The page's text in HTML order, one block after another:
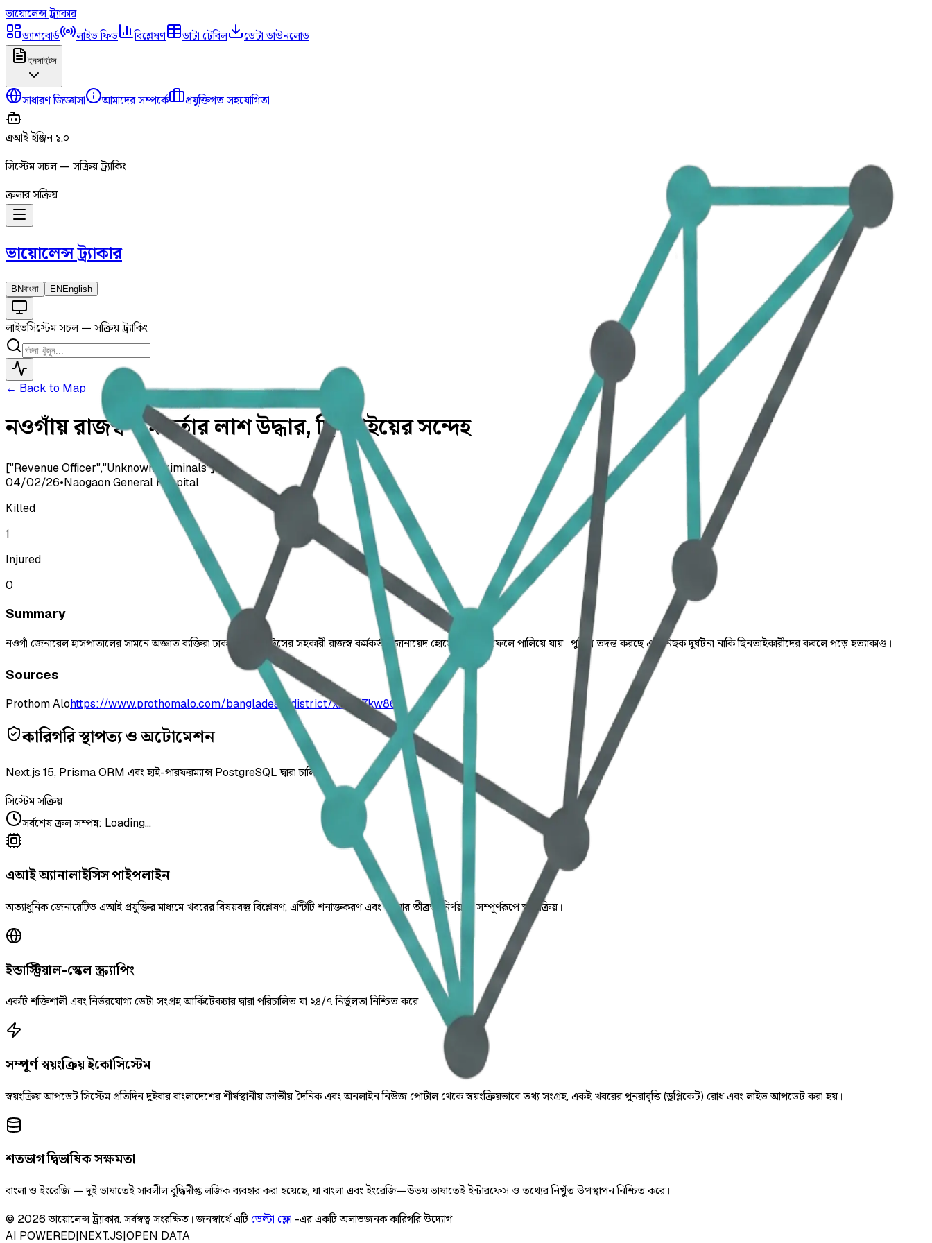
ভায়োলেন্সট্র্যাকার
ড্যাশবোর্ড
লাইভ ফিড বিশ্লেষণ ডাটা টেবিল ডেটা ডাউনলোড
ইনসাইটস
সাধারণ জিজ্ঞাসা আমাদের সম্পর্কে প্রযুক্তিগত সহযোগিতা
এআই ইঞ্জিন ১.০
সিস্টেম সচল — সক্রিয় ট্র্যাকিং
ক্রলার সক্রিয়
ভায়োলেন্সট্র্যাকার
BNবাংলা EN English
লাইভসিস্টেম সচল — সক্রিয় ট্র্যাকিং
← Back to Map
নওগাঁয় রাজস্ব কর্মকর্তার লাশ উদ্ধার, ছিনতাইয়ের সন্দেহ
["Revenue Officer","Unknown Criminals"]
04/02/26•Naogaon General Hospital
Killed
1
Injured
0
Summary
নওগাঁ জেনারেল হাসপাতালের সামনে অজ্ঞাত ব্যক্তিরা ঢাকা কাস্টম হাউসের সহকারী রাজস্ব কর্মকর্তা জোনায়েদ হোসেনের লাশ ফেলে পালিয়ে যায়। পুলিশ তদন্ত করছে এটি নিছক দুর্ঘটনা নাকি ছিনতাইকারীদের কবলে পড়ে হত্যাকাণ্ড।
Sources
Prothom Alohttps://www.prothomalo.com/bangladesh/district/xkn7q7kw86
কারিগরি স্থাপত্য ও অটোমেশন
Next.js 15, Prisma ORM এবং হাই-পারফরম্যান্স PostgreSQL দ্বারা চালিত।
সিস্টেম সক্রিয়
সর্বশেষ ক্রল সম্পন্ন: Loading...
এআই অ্যানালাইসিস পাইপলাইন
অত্যাধুনিক জেনারেটিভ এআই প্রযুক্তির মাধ্যমে খবরের বিষয়বস্তু বিশ্লেষণ, এন্টিটি শনাক্তকরণ এবং ঘটনার তীব্রতা নির্ণয় যা সম্পূর্ণরূপে স্বয়ংক্রিয়।
ইন্ডাস্ট্রিয়াল-স্কেল স্ক্র্যাপিং
একটি শক্তিশালী এবং নির্ভরযোগ্য ডেটা সংগ্রহ আর্কিটেকচার দ্বারা পরিচালিত যা ২৪/৭ নির্ভুলতা নিশ্চিত করে।
সম্পূর্ণ স্বয়ংক্রিয় ইকোসিস্টেম
স্বয়ংক্রিয় আপডেট সিস্টেম প্রতিদিন দুইবার বাংলাদেশের শীর্ষস্থানীয় জাতীয় দৈনিক এবং অনলাইন নিউজ পোর্টাল থেকে স্বয়ংক্রিয়ভাবে তথ্য সংগ্রহ, একই খবরের পুনরাবৃত্তি (ডুপ্লিকেট) রোধ এবং লাইভ আপডেট করা হয়।
শতভাগ দ্বিভাষিক সক্ষমতা
বাংলা ও ইংরেজি — দুই ভাষাতেই সাবলীল বুদ্ধিদীপ্ত লজিক ব্যবহার করা হয়েছে, যা বাংলা এবং ইংরেজি—উভয় ভাষাতেই ইন্টারফেস ও তথ্যের নিখুঁত উপস্থাপন নিশ্চিত করে।
© 2026 ভায়োলেন্স ট্র্যাকার.সর্বস্বত্ব সংরক্ষিত। জনস্বার্থে এটিডেল্টা ফ্লো -এর একটি অলাভজনক কারিগরি উদ্যোগ।
AI POWERED|NEXT.JS|OPEN DATA